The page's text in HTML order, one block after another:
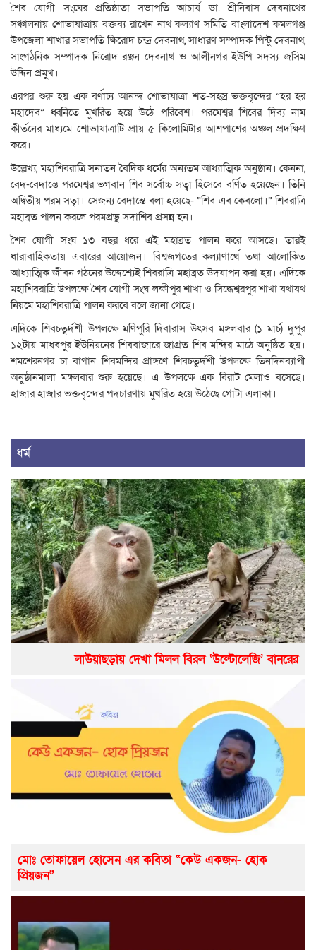
শৈব যোগী সংঘের প্রতিষ্ঠাতা সভাপতি আচার্য ডা. শ্রীনিবাস দেবনাথের
সঞ্চালনায় শোভাযাত্রায় বক্তব্য রাখেন নাথ কল্যাণ সমিতি বাংলাদেশ কমলগঞ্জ
উপজেলা শাখার সভাপতি ক্ষিরোদ চন্দ্র দেবনাথ, সাধারণ সম্পাদক পিন্টু দেবনাথ,
সাংগঠনিক সম্পাদক নিরোদ রঞ্জন দেবনাথ ও আলীনগর ইউপি সদস্য জসিম
উদ্দিন প্রমুখ।
এরপর শুরু হয় এক বর্ণাঢ্য আনন্দ শোভাযাত্রা শত-সহস্র ভক্তবৃন্দের ”হর হর
মহাদেব” ধ্বনিতে মুখরিত হয়ে উঠে পরিবেশ। পরমেশ্বর শিবের দিব্য নাম
কীর্তনের মাধ্যমে শোভাযাত্রাটি প্রায় ৫ কিলোমিটার আশপাশের অঞ্চল প্রদক্ষিণ
করে।
উল্লেখ্য, মহাশিবরাত্রি সনাতন বৈদিক ধর্মের অন্যতম আধ্যাত্মিক অনুষ্ঠান। কেননা,
বেদ-বেদান্তে পরমেশ্বর ভগবান শিব সর্বোচ্চ সত্বা হিসেবে বর্ণিত হয়েছেন। তিনি
অদ্বিতীয় পরম সত্বা। সেজন্য বেদান্তে বলা হয়েছে- “শিব এব কেবলো।” শিবরাত্রি
মহাব্রত পালন করলে পরমপ্রভু সদাশিব প্রসন্ন হন।
শৈব যোগী সংঘ ১৩ বছর ধরে এই মহাব্রত পালন করে আসছে। তারই
ধারাবাহিকতায় এবারের আয়োজন। বিশ্বজগতের কল্যাণার্থে তথা আলোকিত
আধ্যাত্মিক জীবন গঠনের উদ্দেশ্যেই শিবরাত্রি মহাব্রত উদযাপন করা হয়। এদিকে
মহাশিবরাত্রি উপলক্ষে শৈব যোগী সংঘ লক্ষীপুর শাখা ও সিদ্ধেশ্বরপুর শাখা যথাযথ
নিয়মে মহাশিবরাত্রি পালন করবে বলে জানা গেছে।
এদিকে শিবচতুর্দশী উপলক্ষে মণিপুরি দিবারাস উৎসব মঙ্গলবার (১ মার্চ) দুপুর
১২টায় মাধবপুর ইউনিয়নের শিববাজারে জাগ্রত শিব মন্দির মাঠে অনুষ্ঠিত হয়।
শমশেরনগর চা বাগান শিবমন্দির প্রাঙ্গণে শিবচতুর্দশী উপলক্ষে তিনদিনব্যাপী
অনুষ্ঠানমালা মঙ্গলবার শুরু হয়েছে। এ উপলক্ষে এক বিরাট মেলাও বসেছে।
হাজার হাজার ভক্তবৃন্দের পদচারণায় মুখরিত হয়ে উঠেছে গোটা এলাকা।
ধর্ম
লাউয়াছড়ায় দেখা মিলল বিরল ‘উল্টোলেজি’ বানরের
মোঃ তোফায়েল হোসেন এর কবিতা “কেউ একজন- হোক
প্রিয়জন”